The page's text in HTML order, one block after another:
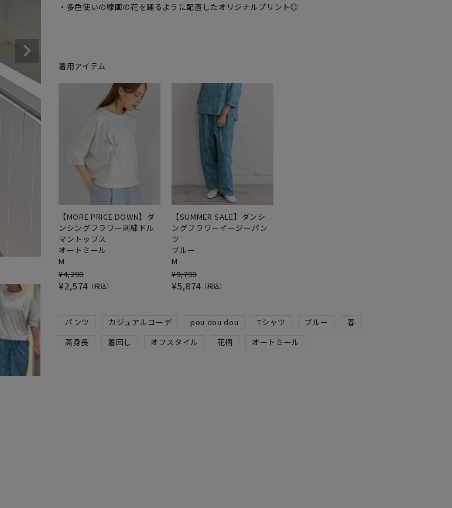
・多色使いの線画の花を踊るように配置したオリジナルプリント◎
着用アイテム
【MORE PRICE DOWN】ダ
ンシングフラワー刺繍ドル
マントップス
オートミール
M
¥4,290
¥2,574 税込
【SUMMER SALE】ダンシ
ングフラワーイージーパン
ツ
ブルー
M
¥9,790
¥5,874 税込
パンツ カジュアルコーデ pou dou dou Tシャツ ブルー
春
高身長
着回し オフスタイル 花柄 オートミール